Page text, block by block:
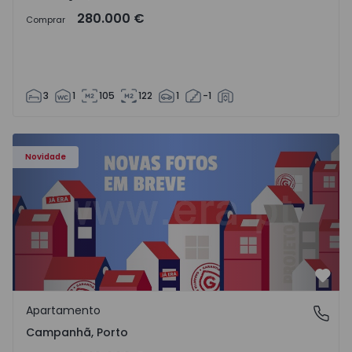
Comprar 280.000 €
3 1 105 122 1 -1
Novidade
Apartamento T3 Porto, Campanhã - 1575504 - 1
Campanhã, Porto
Apartamento
Campanhã, Porto